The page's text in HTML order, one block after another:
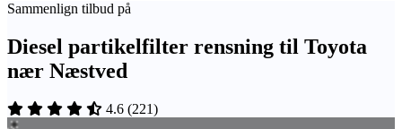
Sammenlign tilbud på
Diesel partikelfilter rensning til Toyota
nær Næstved
4.6 (221)